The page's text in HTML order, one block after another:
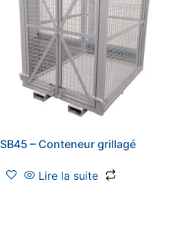
SB45 – Conteneur grillagé
Lire la suite